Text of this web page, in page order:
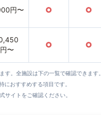
円〜 ○ ○
円〜
○ ○
。全施設は下の一覧で確認できます。
おすすめする項目です。
イトをご確認ください。